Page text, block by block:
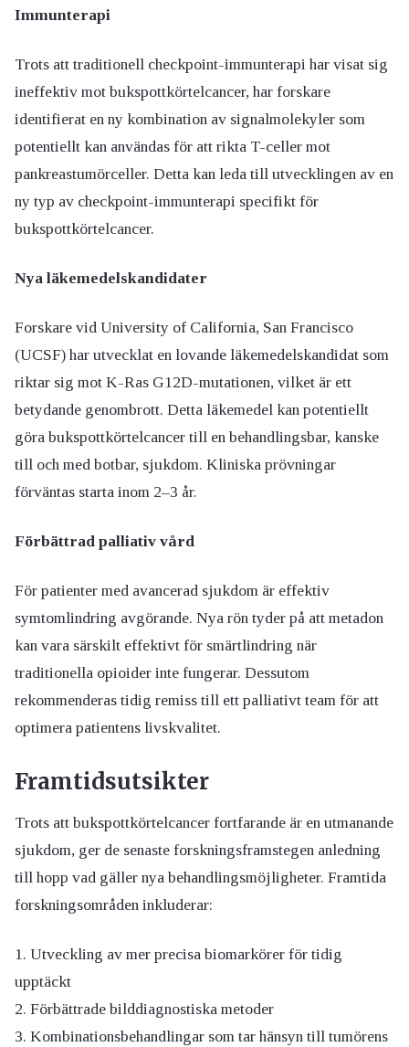
Immunterapi
Trots att traditionell checkpoint-immunterapi har visat sig
ineffektiv mot bukspottkörtelcancer, har forskare
identifierat en ny kombination av signalmolekyler som
potentiellt kan användas för att rikta T-celler mot
pankreastumörceller. Detta kan leda till utvecklingen av en
ny typ av checkpoint-immunterapi specifikt för
bukspottkörtelcancer.
Nya läkemedelskandidater
Forskare vid University of California, San Francisco
(UCSF) har utvecklat en lovande läkemedelskandidat som
riktar sig mot K-Ras G12D-mutationen, vilket är ett
betydande genombrott. Detta läkemedel kan potentiellt
göra bukspottkörtelcancer till en behandlingsbar, kanske
till och med botbar, sjukdom. Kliniska prövningar
förväntas starta inom 2–3 år.
Förbättrad palliativ vård
För patienter med avancerad sjukdom är effektiv
symtomlindring avgörande. Nya rön tyder på att metadon
kan vara särskilt effektivt för smärtlindring när
traditionella opioider inte fungerar. Dessutom
rekommenderas tidig remiss till ett palliativt team för att
optimera patientens livskvalitet.
Framtidsutsikter
Trots att bukspottkörtelcancer fortfarande är en utmanande
sjukdom, ger de senaste forskningsframstegen anledning
till hopp vad gäller nya behandlingsmöjligheter. Framtida
forskningsområden inkluderar:
Utveckling av mer precisa biomarkörer för tidig
upptäckt
Förbättrade bilddiagnostiska metoder
Kombinationsbehandlingar som tar hänsyn till tumörens